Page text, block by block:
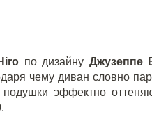
по дизайну Джузеппе
чему диван словно
эффектно